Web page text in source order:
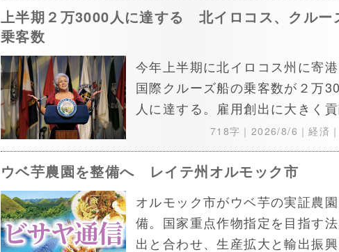
上半期２万3000人に達する 北イロコス、クルー
乗客数
今年上半期に北イロコス州に寄
国際クルーズ船の乗客数が２万
人に達する。雇用創出に大きく
718字｜ 2026/8/6 ｜経済｜
ウベ芋農園を整備へ レイテ州オルモック市
オルモック市がウベ芋の実証農
備。国家重点作物指定を目指す
出と合わせ、生産拡大と輸出振